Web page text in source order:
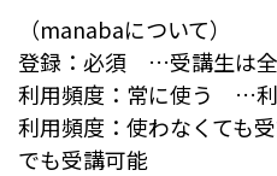
（manabaについて）
登録：必須 …受講生は全
利用頻度：常に使う …利
利用頻度：使わなくて
でも受講可能